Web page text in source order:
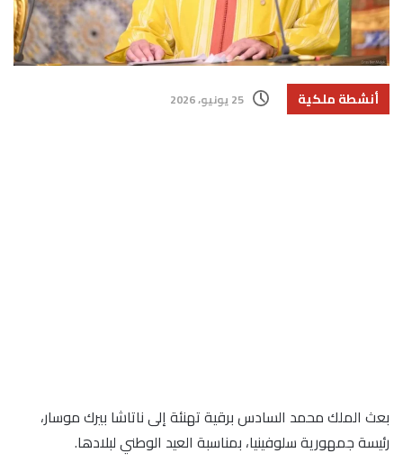
أنشطة ملكية 25 يونيو، 2026
بعث الملك محمد السادس برقية تهنئة إلى ناتاشا بيرك موسار،
رئيسة جمهورية سلوفينيا، بمناسبة العيد الوطني لبلادها.